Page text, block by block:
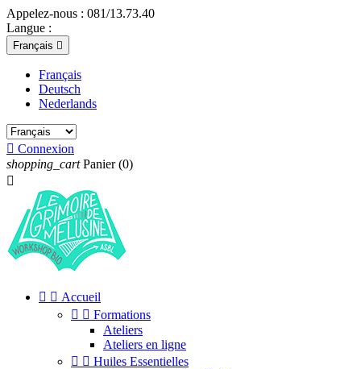
Appelez-nous : 081/13.73.40
Langue :
Français 
Français
Deutsch
Nederlands
 Connexion
shopping_cart Panier (0)

  Accueil
  Formations
Ateliers
Ateliers en ligne
  Huiles Essentielles